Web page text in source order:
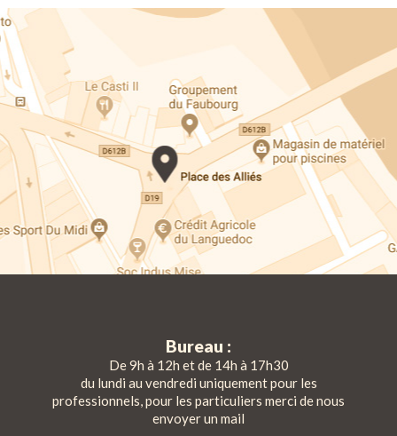
Bureau :
De 9h à 12h et de 14h à 17h30
du lundi au vendredi uniquement pour les
professionnels, pour les particuliers merci de nous
envoyer un mail